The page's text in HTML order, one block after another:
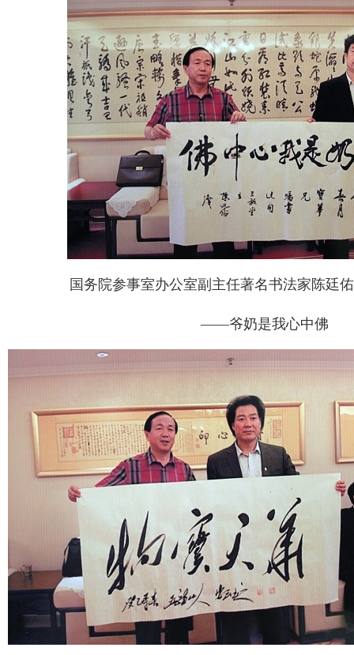
国务院参事室办公室副主任著名书法家陈廷
——爷奶是我心中佛